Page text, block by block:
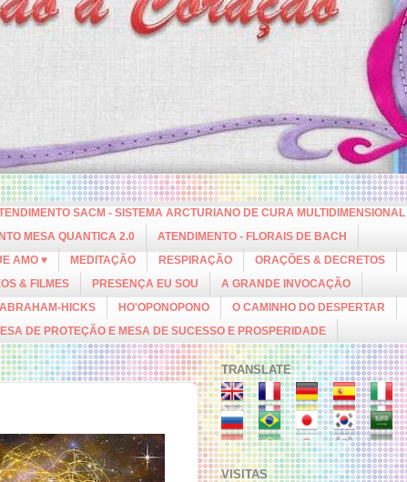
SACM - SISTEMA ARCTURIANO DE CURA MULTIDIMENSIONAL
MESA QUANTICA 2.0
ATENDIMENTO - FLORAIS DE BACH
AMO ♥ MEDITAÇÃO RESPIRAÇÃO ORAÇÕES & DECRETOS
& FILMES PRESENÇA EU SOU
A GRANDE INVOCAÇÃO
ABRAHAM-HICKS HO'OPONOPONO O CAMINHO DO DESPERTAR
DE PROTEÇÃO E MESA DE SUCESSO E PROSPERIDADE
TRANSLATE
VISITAS